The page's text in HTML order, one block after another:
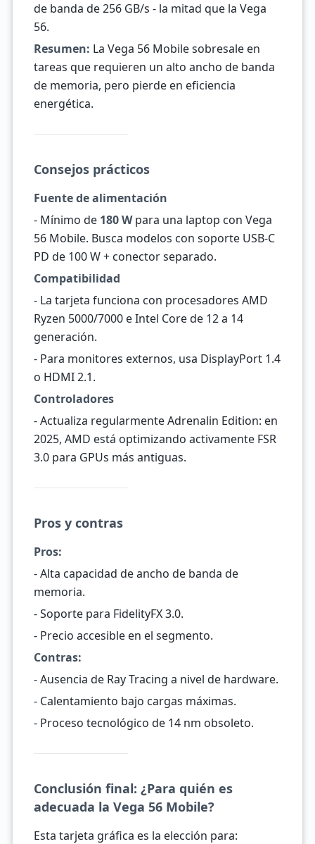
de banda de 256 GB/s - la mitad que la Vega
56.
Resumen: La Vega 56 Mobile sobresale en
tareas que requieren un alto ancho de banda
de memoria, pero pierde en eficiencia
energética.
Consejos prácticos
Fuente de alimentación
- Mínimo de 180 Wpara una laptop con Vega
56 Mobile. Busca modelos con soporte USB-C
PD de 100 W + conector separado.
Compatibilidad
- La tarjeta funciona con procesadores AMD
Ryzen 5000/7000 e Intel Core de 12 a 14
generación.
- Para monitores externos, usa DisplayPort 1.4
o HDMI 2.1.
Controladores
- Actualiza regularmente Adrenalin Edition: en
2025, AMD está optimizando activamente FSR
3.0 para GPUs más antiguas.
Pros y contras
Pros:
- Alta capacidad de ancho de banda de
memoria.
- Soporte para FidelityFX 3.0.
- Precio accesible en el segmento.
Contras:
- Ausencia de Ray Tracing a nivel de hardware.
- Calentamiento bajo cargas máximas.
- Proceso tecnológico de 14 nm obsoleto.
Conclusión final: ¿Para quién es
adecuada la Vega 56 Mobile?
Esta tarjeta gráfica es la elección para: